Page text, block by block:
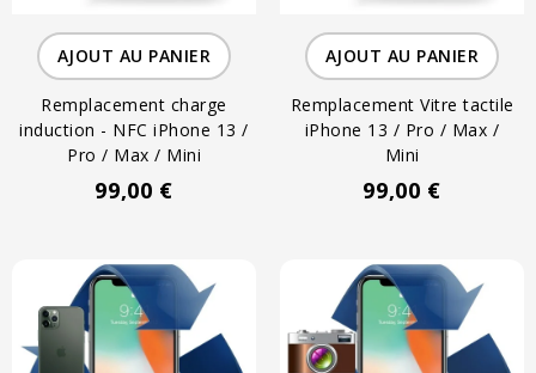
AJOUT AU PANIER
Remplacement charge
induction - NFC iPhone 13 /
Pro / Max / Mini
99,00 €
AJOUT AU PANIER
Remplacement Vitre tactile
iPhone 13 / Pro / Max /
Mini
99,00 €